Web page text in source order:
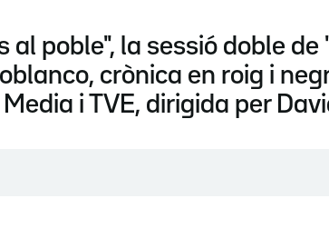
al poble", la sessió doble de
crònica en roig i
i TVE, dirigida per